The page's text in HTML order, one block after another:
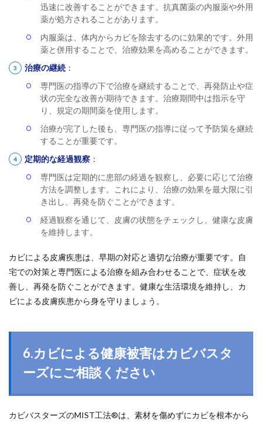
迅速に改善することができます。抗真菌薬の内服薬や外用
薬が処方されることがあります。
内服薬は、体内からカビを除去するのに効果的です。外用
薬と併用することで、治療効果を高めることができます。
治療の継続 ：
専門医の指導の下で治療を継続することで、再発防止や症
状の完全な改善が期待できます。治療期間中は指示を守
り、規定の期間薬を使用します。
治療が完了した後も、専門医の指導に従って予防策を継続
することが重要です。
定期的な経過観察 ：
専門医は定期的に患部の経過を観察し、必要に応じて治療
方法を調整します。これにより、治療の効果を最大限に引
き出し、再発を防ぐことができます。
経過観察を通じて、皮膚の状態をチェックし、健康な皮膚
を維持します。
カビによる皮膚疾患は、早期の対応と適切な治療が重要です。自
宅での対策と専門医による治療を組み合わせることで、症状を改
善し、再発を防ぐことができます。健康な生活環境を維持し、カ
ビによる皮膚疾患から身を守りましょう。
6.カビによる健康被害はカビバスタ
ーズにご相談ください
カビバスターズのMIST工法®は、素材を傷めずにカビを根本から